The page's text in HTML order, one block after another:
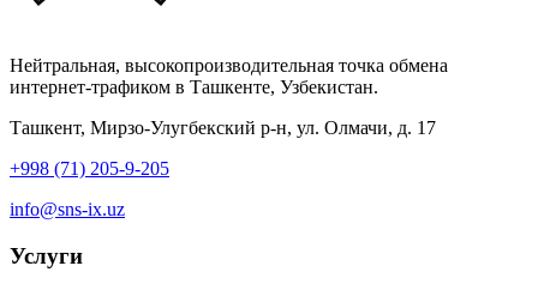
Нейтральная, высокопроизводительная точка обмена
интернет-трафиком в Ташкенте, Узбекистан.
Ташкент, Мирзо-Улугбекский р-н, ул. Олмачи, д. 17
+998 (71) 205-9-205
info@sns-ix.uz
Услуги